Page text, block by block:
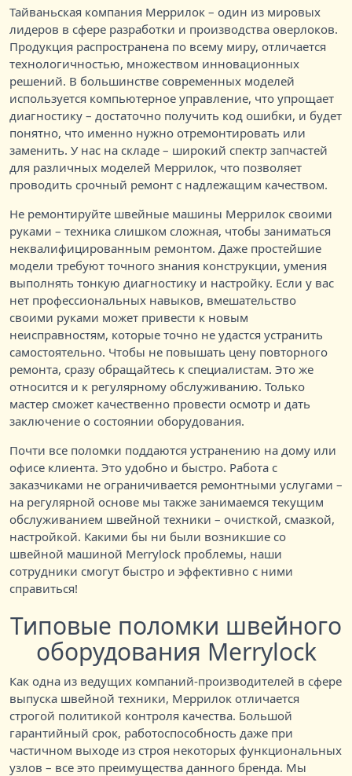
Тайваньская компания Меррилок – один из мировых
лидеров в сфере разработки и производства оверлоков.
Продукция распространена по всему миру, отличается
технологичностью, множеством инновационных
решений. В большинстве современных моделей
используется компьютерное управление, что упрощает
диагностику – достаточно получить код ошибки, и будет
понятно, что именно нужно отремонтировать или
заменить. У нас на складе – широкий спектр запчастей
для различных моделей Меррилок, что позволяет
проводить срочный ремонт с надлежащим качеством.
Не ремонтируйте швейные машины Меррилок своими
руками – техника слишком сложная, чтобы заниматься
неквалифицированным ремонтом. Даже простейшие
модели требуют точного знания конструкции, умения
выполнять тонкую диагностику и настройку. Если у вас
нет профессиональных навыков, вмешательство
своими руками может привести к новым
неисправностям, которые точно не удастся устранить
самостоятельно. Чтобы не повышать цену повторного
ремонта, сразу обращайтесь к специалистам. Это же
относится и к регулярному обслуживанию. Только
мастер сможет качественно провести осмотр и дать
заключение о состоянии оборудования.
Почти все поломки поддаются устранению на дому или
офисе клиента. Это удобно и быстро. Работа с
заказчиками не ограничивается ремонтными услугами –
на регулярной основе мы также занимаемся текущим
обслуживанием швейной техники – очисткой, смазкой,
настройкой. Какими бы ни были возникшие со
швейной машиной Merrylock проблемы, наши
сотрудники смогут быстро и эффективно с ними
справиться!
Типовые поломки швейного
оборудования Merrylock
Как одна из ведущих компаний-производителей в сфере
выпуска швейной техники, Меррилок отличается
строгой политикой контроля качества. Большой
гарантийный срок, работоспособность даже при
частичном выходе из строя некоторых функциональных
узлов – все это преимущества данного бренда. Мы